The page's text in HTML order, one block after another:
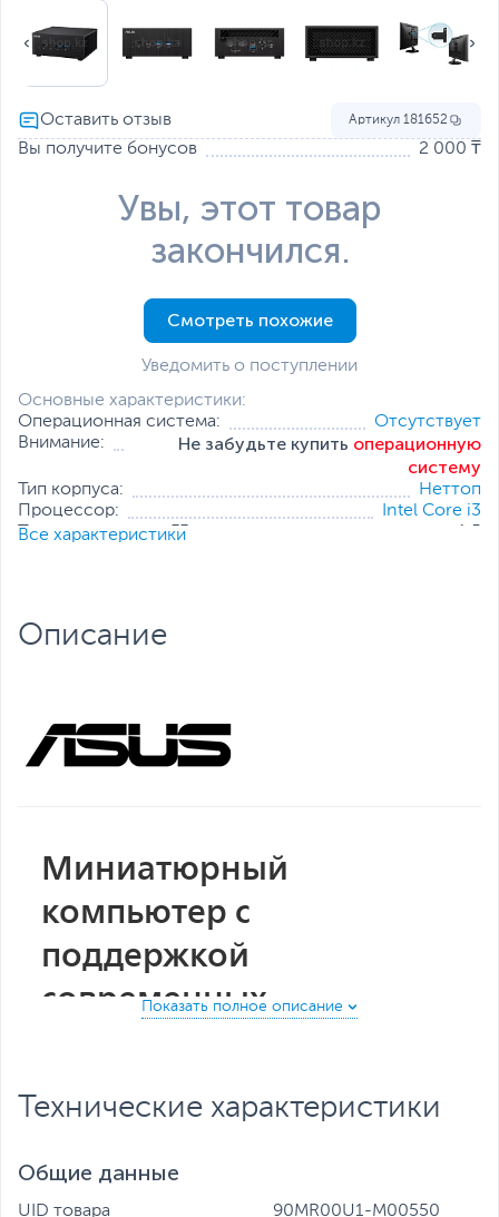
Основные характеристики:
Операционная система:
Отсутствует
Внимание:
Не забудьте купить операционную
систему
Тип корпуса:
Неттоп
Процессор:
Intel Core i3
Тактовая частота, ГГц:
Встроенный видеоадаптер:
Все характеристики
Артикул 181652
Вы получите бонусов 2 000 ₸
Увы, этот товар
закончился.
Смотреть похожие
Уведомить о поступлении
Описание
Миниатюрный
компьютер с
поддержкой
современных
го поколения, графика
Intel Iris Xe*, память
Технические характеристики
Общие данные
UID товара 90MR00U1-M00550